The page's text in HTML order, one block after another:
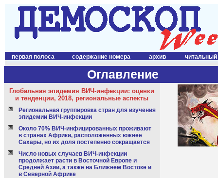
первая полоса содержание номера архив читальный
Оглавление
Глобальная эпидемия ВИЧ-инфекции: оценки
и тенденции, 2018, региональные аспекты
Региональная группировка стран для изучения
эпидемии ВИЧ-инфекции
Около 70% ВИЧ-инфицированных проживают
в странах Африки, расположенных южнее
Сахары, но их доля постепенно сокращается
Число новых случаев ВИЧ-инфекции
продолжает расти в Восточной Европе и
Средней Азии, а также на Ближнем Востоке и
в Северной Африке